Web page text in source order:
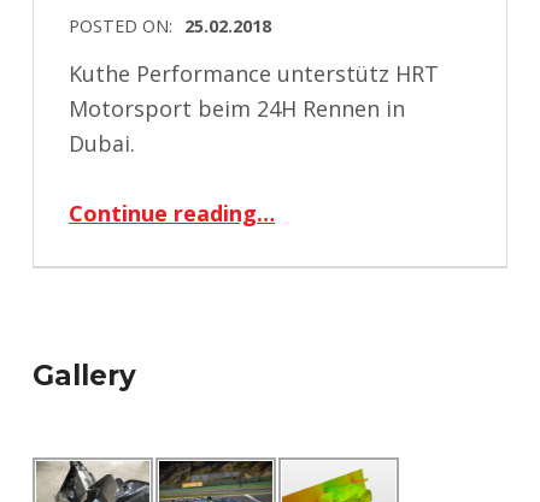
POSTED ON: 25.02.2018
Kuthe Performance unterstütz HRT
Motorsport beim 24H Rennen in
Dubai.
Continue reading…
Gallery